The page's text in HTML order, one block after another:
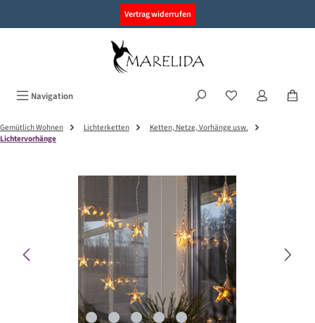
Vertrag widerrufen
Navigation
Gemütlich Wohnen Lichterketten
Ketten, Netze, Vorhänge usw.
Lichtervorhänge
Bildergalerie überspringen